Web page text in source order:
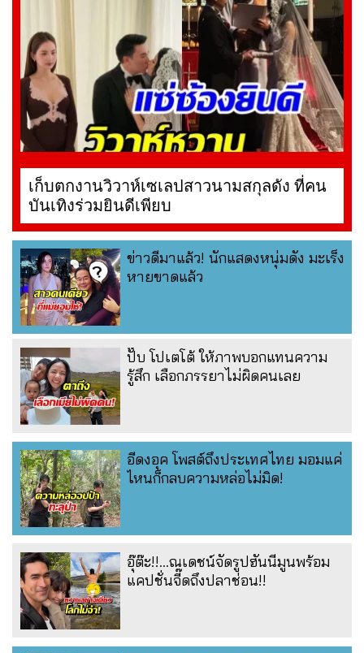
เก็บตกงานวิวาห์เซเลปสาวนามสกุลดัง ที่คน
บันเทิงร่วมยินดีเพียบ
ข่าวดีมาแล้ว! นักแสดงหนุ่มดัง มะเร็ง
หายขาดแล้ว
ปั๊บ โปเตโต้ ให้ภาพบอกแทนความ
รู้สึก เลือกภรรยาไม่ผิดคนเลย
อีดงอุค โพสต์ถึงประเทศไทย มอมแค่
ไหนก็กลบความหล่อไม่มิด!
อุ๊ต๊ะ!!...ณเดชน์จัดรูปฮันนีมูนพร้อม
แคปชั่นจี๊ดถึงปลาช่อน!!